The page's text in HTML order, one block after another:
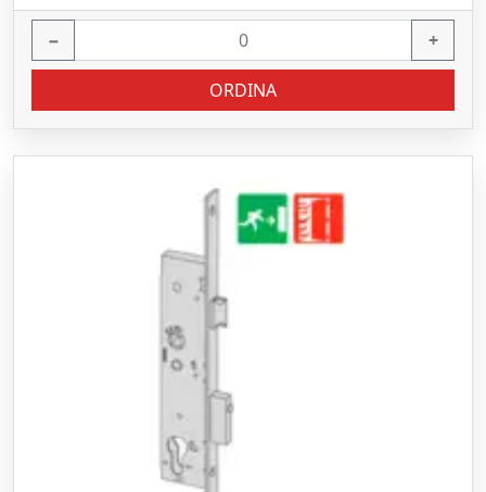
− +
ORDINA